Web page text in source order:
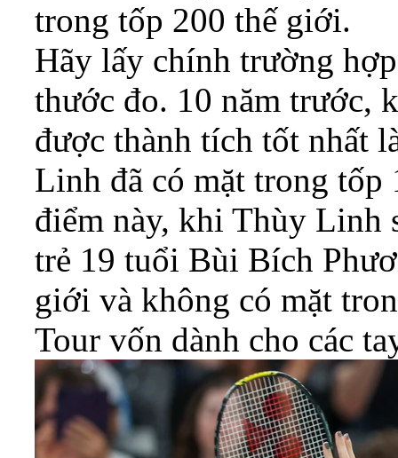
trong tốp 200 thế giới.
Hãy lấy chính trường
thước đo. 10 năm trước,
được thành tích tốt nhất
Linh đã có mặt trong
điểm này, khi Thùy Linh
trẻ 19 tuổi Bùi Bích
giới và không có mặt
Tour vốn dành cho các